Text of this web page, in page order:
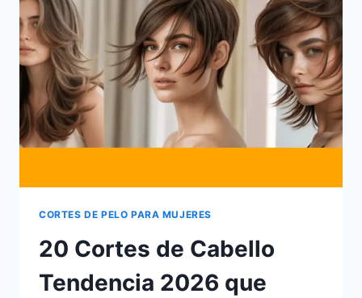
CAPAS
ARRASA
EN
PINTEREST
ESPAÑA
CORTES DE PELO PARA MUJERES
20 Cortes de Cabello
Tendencia 2026 que